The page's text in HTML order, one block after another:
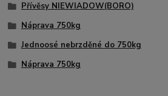
Přívěsy NIEWIADOW(BORO)
Náprava 750kg
Jednoosé nebrzděné do 750kg
Náprava 750kg